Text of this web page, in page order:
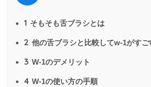
1 そもそも舌ブラシとは
2 他の舌ブラシと比較してw-1がすご
3 W-1のデメリット
4 W-1の使い方の手順